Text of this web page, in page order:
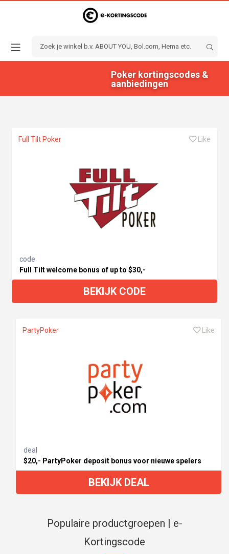
Poker kortingscodes &
aanbiedingen
Full Tilt Poker Like
code
Full Tilt welcome bonus of up to $30,-
BEKIJK CODE
PartyPoker Like
deal
$20,- PartyPoker deposit bonus voor nieuwe spelers
BEKIJK DEAL
Populaire productgroepen | e-
Kortingscode